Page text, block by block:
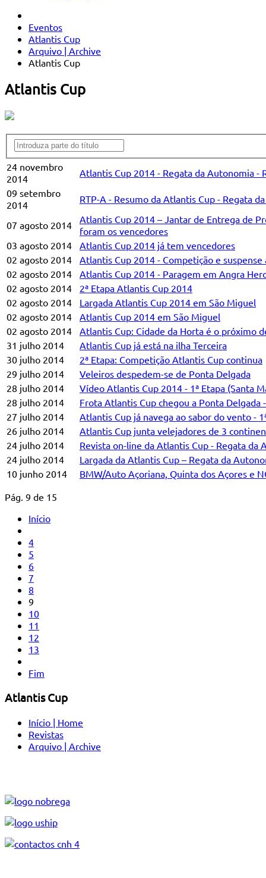
Eventos
Atlantis Cup
Arquivo | Archive
Atlantis Cup
Atlantis Cup
24 novembro
2014
Atlantis Cup 2014 - Regata da Autonomia -
09 setembro
2014
RTP-A - Resumo da Atlantis Cup - Regata
07 agosto 2014
Atlantis Cup 2014 – Jantar de Entrega de
foram os vencedores
03 agosto 2014
Atlantis Cup 2014 já tem vencedores
02 agosto 2014
Atlantis Cup 2014 - Competição e
02 agosto 2014
Atlantis Cup 2014 - Paragem em Angra
02 agosto 2014
2ª Etapa Atlantis Cup 2014
02 agosto 2014
Largada Atlantis Cup 2014 em São Miguel
02 agosto 2014
Atlantis Cup 2014 em São Miguel
02 agosto 2014
Atlantis Cup: Cidade da Horta é o próximo
31 julho 2014
Atlantis Cup já está na ilha Terceira
30 julho 2014
2ª Etapa: Competição Atlantis Cup continua
29 julho 2014
Veleiros despedem-se de Ponta Delgada
28 julho 2014
Vídeo Atlantis Cup 2014 - 1ª Etapa (Santa
28 julho 2014
Frota Atlantis Cup chegou a Ponta Delgada
27 julho 2014
Atlantis Cup já navega ao sabor do vento -
26 julho 2014
Atlantis Cup junta velejadores de 3
24 julho 2014
Revista on-line da Atlantis Cup - Regata da
24 julho 2014
Largada da Atlantis Cup – Regata da
10 junho 2014
BMW/Auto Açoriana, Quinta dos Açores e
Pág. 9 de 15
Início
4
5
6
7
8
9
10
11
12
13
Fim
Atlantis Cup
Início | Home
Revistas
Arquivo | Archive